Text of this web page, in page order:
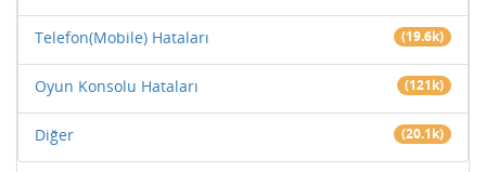
Telefon(Mobile) Hataları (19.6k)
Oyun Konsolu Hataları (121k)
Diğer (20.1k)